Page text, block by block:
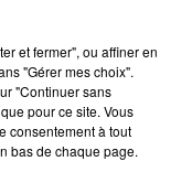
le tarif
à 1 euro. La
à 21h,
de la Ville rose
retrouvez
et fermer", ou affiner en
"Gérer mes choix".
"Continuer sans
pour ce site. Vous
consentement à tout
bas de chaque page.